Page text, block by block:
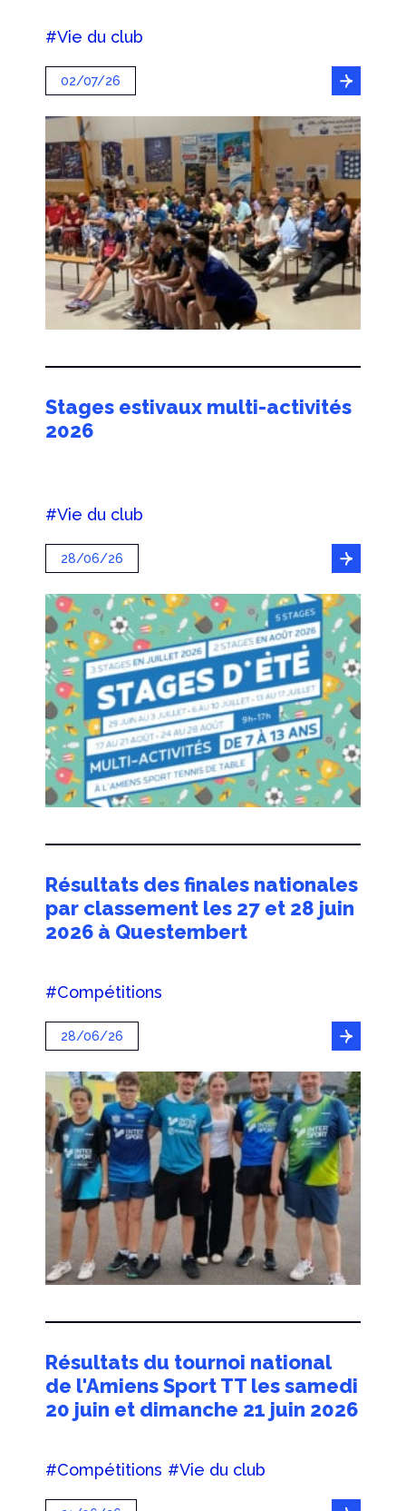
#Vie du club
02/07/26
Stages estivaux multi-activités
2026
#Vie du club
28/06/26
Résultats des finales nationales
par classement les 27 et 28 juin
2026 à Questembert
#Compétitions
28/06/26
Résultats du tournoi national
de l'Amiens Sport TT les samedi
20 juin et dimanche 21 juin 2026
#Compétitions #Vie du club